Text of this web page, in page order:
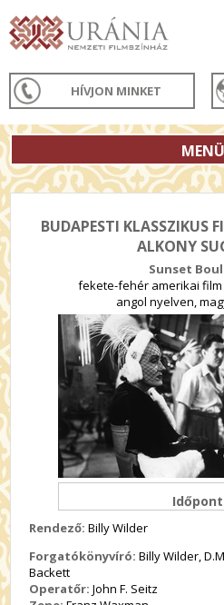
HÍVJON MINKET
MENÜ
BUDAPESTI KLASSZIKUS
ALKONY
Sunset
fekete-fehér amerikai film
angol nyelven,
Rendező: Billy Wilder
Forgatókönyvíró: Billy Wilder,
Backett
Operatőr: John F. Seitz